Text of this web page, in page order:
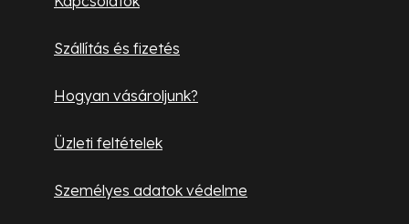
Szállítás és fizetés
Hogyan vásároljunk?
Üzleti feltételek
Személyes adatok védelme